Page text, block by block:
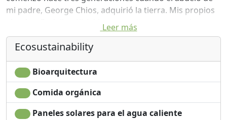
mi padre, George Chios, adquirió la tierra. Mis propios
abuelos, Padelis y Kiriaki, comenzaron a operar la
granja y mi padre llegó a amar profundamente el estilo
de vida agrícola, un amor que me transmitió a mí. A
través de la vida verde de Naxian, podemos compartir
la historia y los valores de nuestra granja, pero también
mantener esta importante forma de vida, que impacta
a todos los que nos rodean y lo invitamos a conectarse
con nosotros y nuestras tierras de cultivo a través de la
Leer más
Ecosustainability
Bioarquitectura
Comida orgánica
Paneles solares para el agua caliente